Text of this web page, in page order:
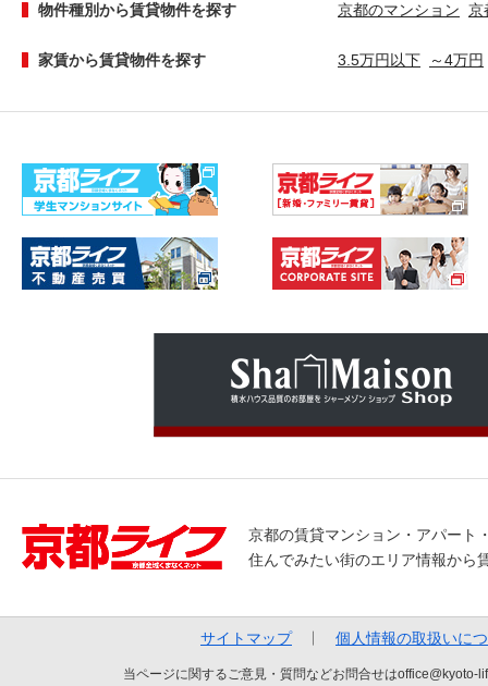
物件種別から賃貸物件を探す 京都のマンション 京
家賃から賃貸物件を探す 3.5万円以下 ～4万円
京都の賃貸マンション・アパート
住んでみたい街のエリア情報から
サイトマップ 個人情報の取扱いに
当ページに関するご意見・質問などお問合せは